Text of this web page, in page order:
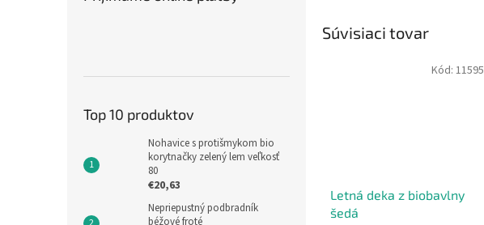
Top 10 produktov
Nohavice s protišmykom bio
korytnačky zelený lem veľkosť
80
€20,63
Nepriepustný podbradník
béžové froté
Súvisiaci tovar
Letná deka z biobavlny
šedá
Kód: 11595